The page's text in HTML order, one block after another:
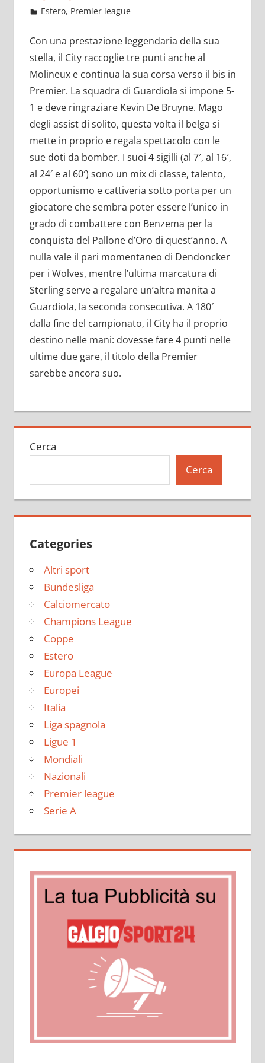
Maggio 12, 2022
admin
Estero, Premier league
Con una prestazione leggendaria della sua
stella, il City raccoglie tre punti anche al
Molineux e continua la sua corsa verso il bis in
Premier. La squadra di Guardiola si impone 5-
1 e deve ringraziare Kevin De Bruyne. Mago
degli assist di solito, questa volta il belga si
mette in proprio e regala spettacolo con le
sue doti da bomber. I suoi 4 sigilli (al 7′, al 16′,
al 24′ e al 60′) sono un mix di classe, talento,
opportunismo e cattiveria sotto porta per un
giocatore che sembra poter essere l’unico in
grado di combattere con Benzema per la
conquista del Pallone d’Oro di quest’anno. A
nulla vale il pari momentaneo di Dendoncker
per i Wolves, mentre l’ultima marcatura di
Sterling serve a regalare un’altra manita a
Guardiola, la seconda consecutiva. A 180′
dalla fine del campionato, il City ha il proprio
destino nelle mani: dovesse fare 4 punti nelle
ultime due gare, il titolo della Premier
sarebbe ancora suo.
Cerca
Cerca
Categories
Altri sport
Bundesliga
Calciomercato
Champions League
Coppe
Estero
Europa League
Europei
Italia
Liga spagnola
Ligue 1
Mondiali
Nazionali
Premier league
Serie A